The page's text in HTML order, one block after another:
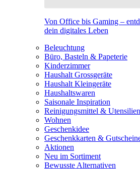
Von Office bis Gaming –
dein digitales Leben
Beleuchtung
Büro, Basteln & Papeterie
Kinderzimmer
Haushalt Grossgeräte
Haushalt Kleingeräte
Haushaltswaren
Saisonale Inspiration
Reinigungsmittel & Utensilien
Wohnen
Geschenkidee
Geschenkkarten &
Aktionen
Neu im Sortiment
Bewusste Alternativen